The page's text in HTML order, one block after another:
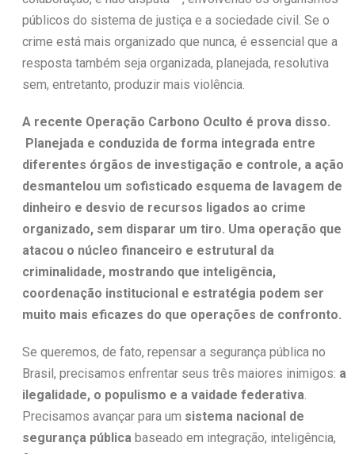
públicos do sistema de justiça e a sociedade civil. Se o
crime está mais organizado que nunca, é essencial que a
resposta também seja organizada, planejada, resolutiva
sem, entretanto, produzir mais violência.
A recente Operação Carbono Oculto é prova disso.
Planejada e conduzida de forma integrada entre
diferentes órgãos de investigação e controle, a ação
desmantelou um sofisticado esquema de lavagem de
dinheiro e desvio de recursos ligados ao crime
organizado, sem disparar um tiro. Uma operação que
atacou o núcleo financeiro e estrutural da
criminalidade, mostrando que inteligência,
coordenação institucional e estratégia podem ser
muito mais eficazes do que operações de confronto.
Se queremos, de fato, repensar a segurança pública no
Brasil, precisamos enfrentar seus três maiores inimigos: a
ilegalidade, o populismo e a vaidade federativa
Precisamos avançar para um sistema nacional de
segurança pública baseado em integração, inteligência,